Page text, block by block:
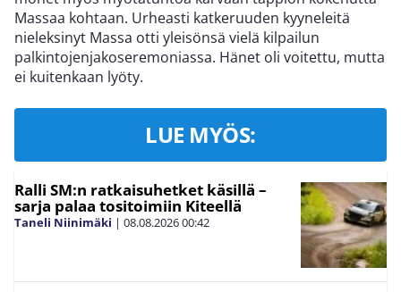
Massaa kohtaan. Urheasti katkeruuden kyyneleitä
nieleksinyt Massa otti yleisönsä vielä kilpailun
palkintojenjakoseremoniassa. Hänet oli voitettu, mutta
ei kuitenkaan lyöty.
LUE MYÖS:
Ralli SM:n ratkaisuhetket käsillä –
sarja palaa tositoimiin Kiteellä
Taneli Niinimäki | 08.08.202600:42